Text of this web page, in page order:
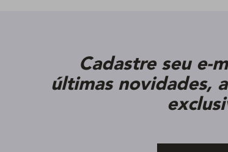
Cadastre seu e-
últimas novidades,